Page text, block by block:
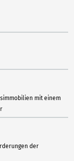
mit einem
der